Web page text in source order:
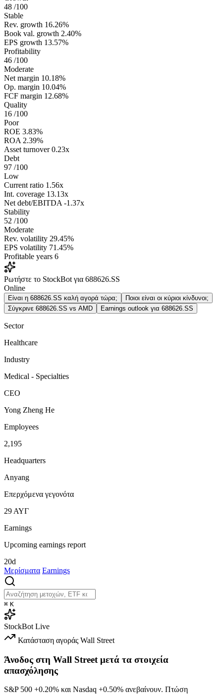
48 /100
Stable
Rev. growth 16.26%
Book val. growth 2.40%
EPS growth 13.57%
Profitability
46 /100
Moderate
Net margin 10.18%
Op. margin 10.04%
FCF margin 12.68%
Quality
16 /100
Poor
ROE 3.83%
ROA 2.39%
Asset turnover 0.23x
Debt
97 /100
Low
Current ratio 1.56x
Int. coverage 13.13x
Net debt/EBITDA -1.37x
Stability
52 /100
Moderate
Rev. volatility 29.45%
EPS volatility 71.45%
Profitable years 6
Ρωτήστε το StockBot για 688626.SS
Online
Είναι η 688626.SS καλή αγορά τώρα;
Ποιοι είναι οι κύριοι κίνδυνοι;
Σύγκρινε 688626.SS vs AMD
Earnings outlook για 688626.SS
Sector
Healthcare
Industry
Medical - Specialties
CEO
Yong Zheng He
Employees
2,195
Headquarters
Anyang
Επερχόμενα γεγονότα
29 ΑΥΓ
Earnings
Upcoming earnings report
20d
Μερίσματα Earnings
⌘ K
StockBot Live
Κατάσταση αγοράς Wall Street
Άνοδος στη Wall Street μετά τα στοιχεία
απασχόλησης
S&P 500 +0.20% και Nasdaq +0.50% ανεβαίνουν. Πτώση